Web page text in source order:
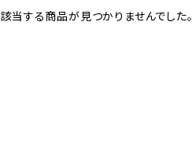
該当する商品が見つかりませんでした。